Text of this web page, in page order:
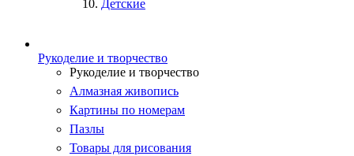
Детские
Рукоделие и творчество
Рукоделие и творчество
Алмазная живопись
Картины по номерам
Пазлы
Товары для рисования